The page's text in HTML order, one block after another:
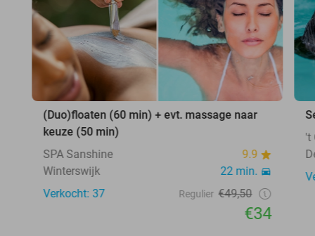
(Duo)floaten (60 min) + evt. massage naar
keuze (50 min)
SPA Sanshine
9.9
Winterswijk
22 min.
Verkocht: 37
Regulier €49,50
€34
't